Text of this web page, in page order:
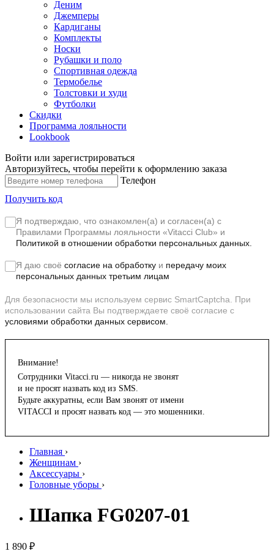
Деним
Джемперы
Кардиганы
Комплекты
Носки
Рубашки и поло
Спортивная одежда
Термобелье
Толстовки и худи
Футболки
Скидки
Программа лояльности
Lookbook
Войти или зарегистрироваться
Авторизуйтесь, чтобы перейти к оформлению заказа
Телефон
Получить код
Я подтверждаю, что ознакомлен(а) и согласен(а) с
Правилами Программы лояльности «Vitacci Club» и
Политикой в отношении обработки персональных данных.
Я даю своё согласие на обработку и передачу моих
персональных данных третьим лицам
Для безопасности мы используем сервис SmartCaptcha. При
использовании сайта Вы подтверждаете своё согласие с
условиями обработки данных сервисом.
Внимание!
Сотрудники Vitacci.ru — никогда не звонят
и не просят назвать код из SMS.
Будьте аккуратны, если Вам звонят от имени
VITACCI и просят назвать код — это мошенники.
Главная ›
Женщинам ›
Аксессуары ›
Головные уборы ›
Шапка FG0207-01
1 890 ₽